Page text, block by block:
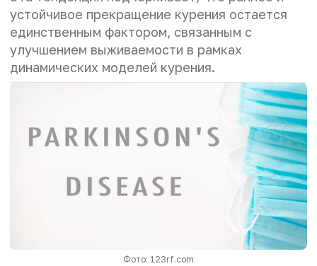
устойчивое прекращение курения остается
единственным фактором, связанным с
улучшением выживаемости в рамках
динамических моделей курения.
Фото: 123rf.com